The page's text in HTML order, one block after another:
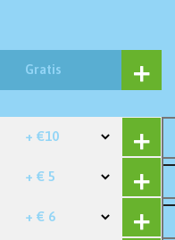
Gratis
+ €10
+ € 5
+ € 6